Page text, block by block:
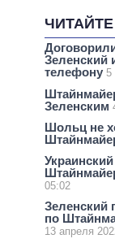
Зеленский
телефону 5
Зеленским
Шольц не
05:02
Зеленский
по
13 апреля